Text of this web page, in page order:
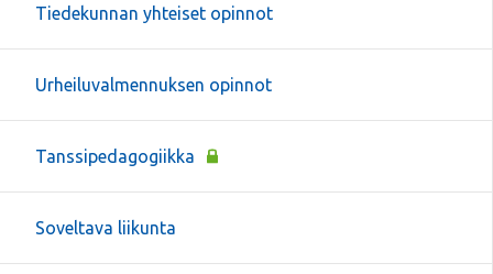
Tiedekunnan yhteiset opinnot
Urheiluvalmennuksen opinnot
Tanssipedagogiikka
Soveltava liikunta